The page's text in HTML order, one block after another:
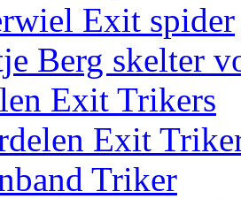
Exit spider
Berg skelter
Exit Trikers
Exit
Triker